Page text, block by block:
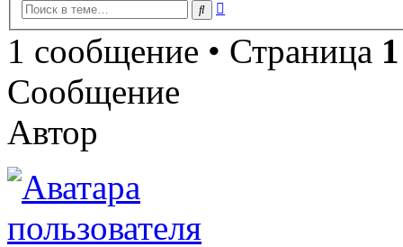
Поиск
1 сообщение • Страница 1
Сообщение
Автор